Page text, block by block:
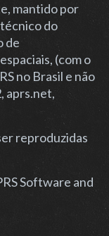
mantido por
do
de
, (com o
no Brasil e não
aprs.net,
reproduzidas
Software and